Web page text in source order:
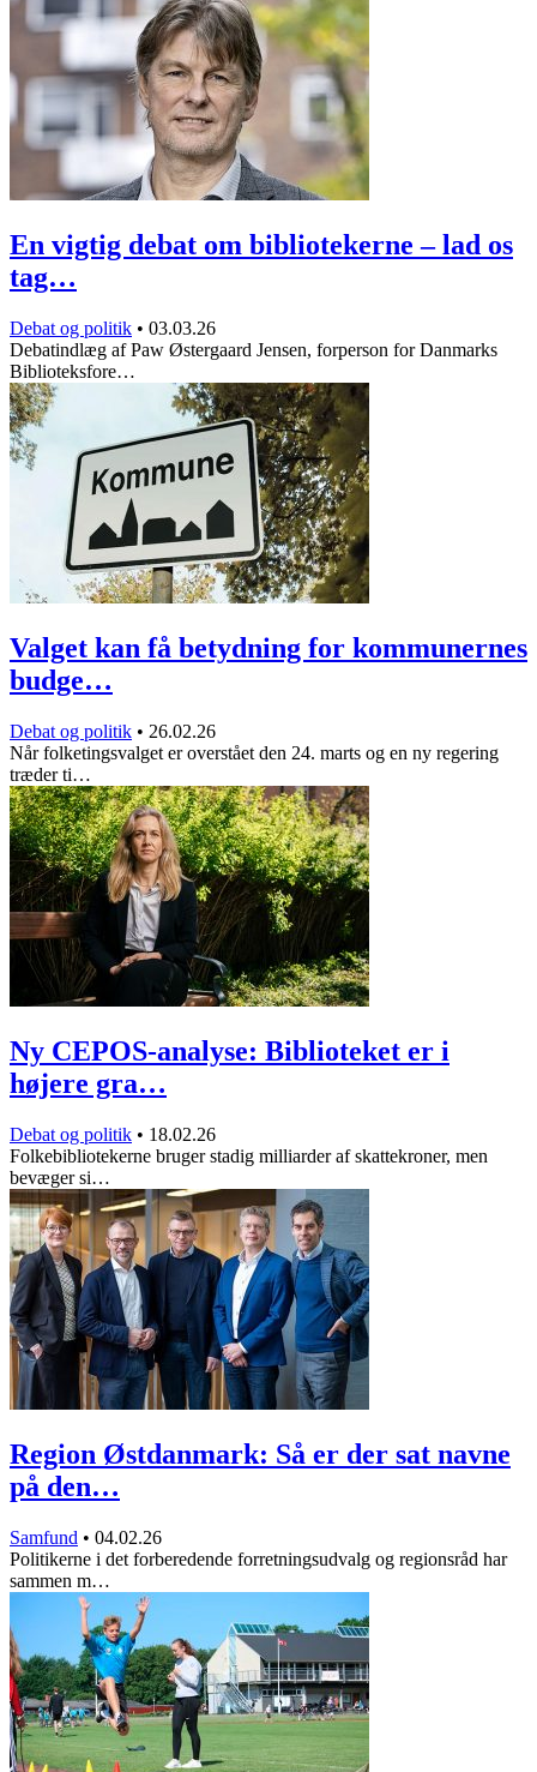
En vigtig debat om bibliotekerne – lad os
tag…
Debat og politik • 03.03.26
Debatindlæg af Paw Østergaard Jensen, forperson for Danmarks
Biblioteksfore…
Valget kan få betydning for kommunernes
budge…
Debat og politik • 26.02.26
Når folketingsvalget er overstået den 24. marts og en ny regering
træder ti…
Ny CEPOS-analyse: Biblioteket er i
højere gra…
Debat og politik • 18.02.26
Folkebibliotekerne bruger stadig milliarder af skattekroner, men
bevæger si…
Region Østdanmark: Så er der sat navne
på den…
Samfund • 04.02.26
Politikerne i det forberedende forretningsudvalg og regionsråd har
sammen m…